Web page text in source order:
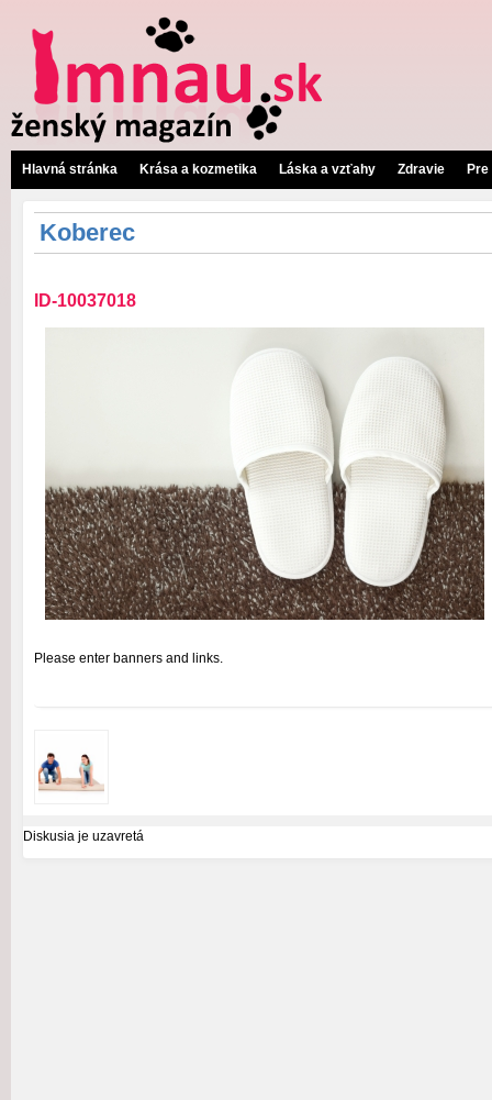
Hlavná stránka Krása a kozmetika Láska a vzťahy Zdravie
Koberec
ID-10037018
Please enter banners and links.
Diskusia je uzavretá